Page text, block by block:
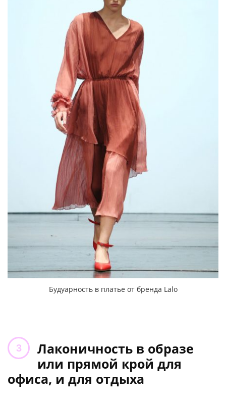
Будуарность в платье от бренда Lalo
Лаконичность в образе
или прямой крой для
офиса, и для отдыха